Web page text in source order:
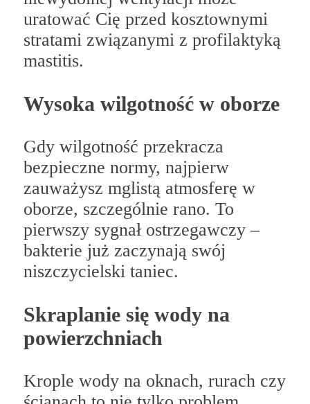
uratować Cię przed kosztownymi
stratami związanymi z profilaktyką
mastitis.
Wysoka wilgotność w oborze
Gdy wilgotność przekracza
bezpieczne normy, najpierw
zauważysz mglistą atmosferę w
oborze, szczególnie rano. To
pierwszy sygnał ostrzegawczy –
bakterie już zaczynają swój
niszczycielski taniec.
Skraplanie się wody na
powierzchniach
Krople wody na oknach, rurach czy